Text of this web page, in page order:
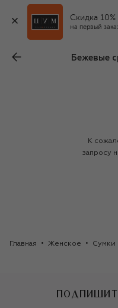
Скидка 10%
на первый
К
запросу
Главная Женское Сумки